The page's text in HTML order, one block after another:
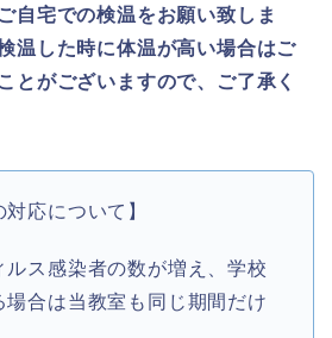
自宅での検温をお願い致しま
温した時に体温が高い場合はご
とがございますので、ご了承く
対応について】
ス感染者の数が増え、学校
場合は当教室も同じ期間だけ